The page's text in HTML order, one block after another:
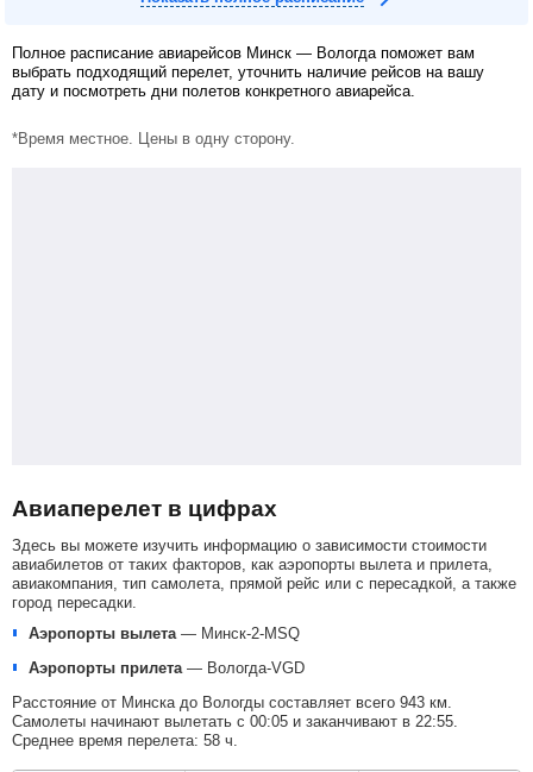
Полное расписание авиарейсов Минск — Вологда поможет вам
выбрать подходящий перелет, уточнить наличие рейсов на вашу
дату и посмотреть дни полетов конкретного авиарейса.
*Время местное. Цены в одну сторону.
Авиаперелет в цифрах
Здесь вы можете изучить информацию о зависимости стоимости
авиабилетов от таких факторов, как аэропорты вылета и прилета,
авиакомпания, тип самолета, прямой рейс или с пересадкой, а также
город пересадки.
Аэропорты вылета — Минск-2-MSQ
Аэропорты прилета — Вологда-VGD
Расстояние от Минска до Вологды составляет всего 943 км.
Самолеты начинают вылетать с 00:05 и заканчивают в 22:55.
Среднее время перелета: 58 ч.